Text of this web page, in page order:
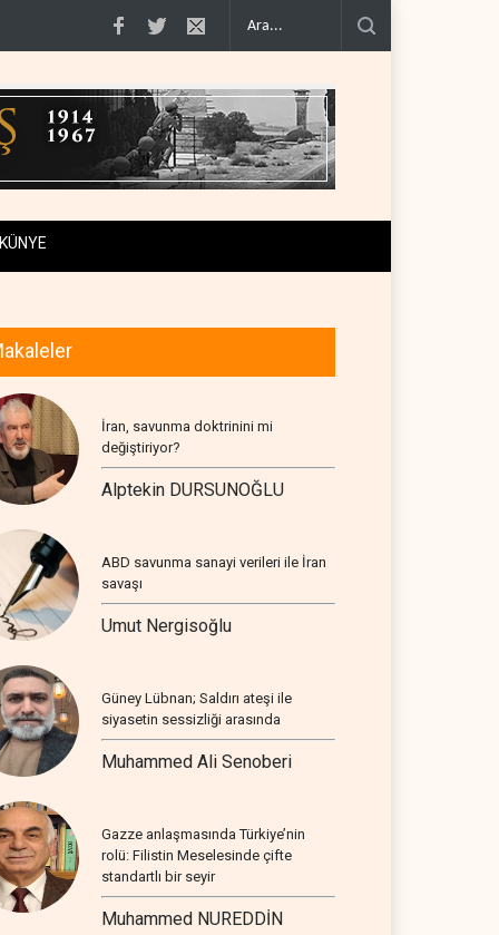
Yemen Kızıldeniz kuzeyinde Suudi petrol tankerini vurdu..
KÜNYE
İran, savunma doktrinini mi
değiştiriyor?
Alptekin DURSUNOĞLU
ABD savunma sanayi verileri ile İran
savaşı
Umut Nergisoğlu
Güney Lübnan; Saldırı ateşi ile
siyasetin sessizliği arasında
Muhammed Ali Senoberi
Gazze anlaşmasında Türkiye’nin
rolü: Filistin Meselesinde çifte
standartlı bir seyir
Muhammed NUREDDİN